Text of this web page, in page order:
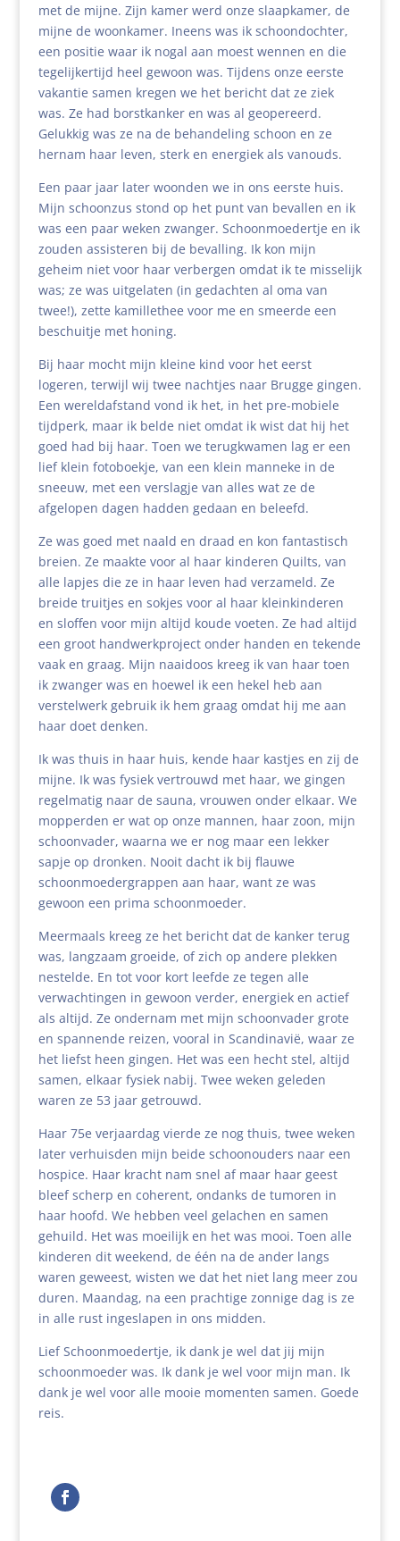
met de mijne. Zijn kamer werd onze slaapkamer, de
mijne de woonkamer. Ineens was ik schoondochter,
een positie waar ik nogal aan moest wennen en die
tegelijkertijd heel gewoon was. Tijdens onze eerste
vakantie samen kregen we het bericht dat ze ziek
was. Ze had borstkanker en was al geopereerd.
Gelukkig was ze na de behandeling schoon en ze
hernam haar leven, sterk en energiek als vanouds.
Een paar jaar later woonden we in ons eerste huis.
Mijn schoonzus stond op het punt van bevallen en ik
was een paar weken zwanger. Schoonmoedertje en ik
zouden assisteren bij de bevalling. Ik kon mijn
geheim niet voor haar verbergen omdat ik te misselijk
was; ze was uitgelaten (in gedachten al oma van
twee!), zette kamillethee voor me en smeerde een
beschuitje met honing.
Bij haar mocht mijn kleine kind voor het eerst
logeren, terwijl wij twee nachtjes naar Brugge gingen.
Een wereldafstand vond ik het, in het pre-mobiele
tijdperk, maar ik belde niet omdat ik wist dat hij het
goed had bij haar. Toen we terugkwamen lag er een
lief klein fotoboekje, van een klein manneke in de
sneeuw, met een verslagje van alles wat ze de
afgelopen dagen hadden gedaan en beleefd.
Ze was goed met naald en draad en kon fantastisch
breien. Ze maakte voor al haar kinderen Quilts, van
alle lapjes die ze in haar leven had verzameld. Ze
breide truitjes en sokjes voor al haar kleinkinderen
en sloffen voor mijn altijd koude voeten. Ze had altijd
een groot handwerkproject onder handen en tekende
vaak en graag. Mijn naaidoos kreeg ik van haar toen
ik zwanger was en hoewel ik een hekel heb aan
verstelwerk gebruik ik hem graag omdat hij me aan
haar doet denken.
Ik was thuis in haar huis, kende haar kastjes en zij de
mijne. Ik was fysiek vertrouwd met haar, we gingen
regelmatig naar de sauna, vrouwen onder elkaar. We
mopperden er wat op onze mannen, haar zoon, mijn
schoonvader, waarna we er nog maar een lekker
sapje op dronken. Nooit dacht ik bij flauwe
schoonmoedergrappen aan haar, want ze was
gewoon een prima schoonmoeder.
Meermaals kreeg ze het bericht dat de kanker terug
was, langzaam groeide, of zich op andere plekken
nestelde. En tot voor kort leefde ze tegen alle
verwachtingen in gewoon verder, energiek en actief
als altijd. Ze ondernam met mijn schoonvader grote
en spannende reizen, vooral in Scandinavië, waar ze
het liefst heen gingen. Het was een hecht stel, altijd
samen, elkaar fysiek nabij. Twee weken geleden
waren ze 53 jaar getrouwd.
Haar 75e verjaardag vierde ze nog thuis, twee weken
later verhuisden mijn beide schoonouders naar een
hospice. Haar kracht nam snel af maar haar geest
bleef scherp en coherent, ondanks de tumoren in
haar hoofd. We hebben veel gelachen en samen
gehuild. Het was moeilijk en het was mooi. Toen alle
kinderen dit weekend, de één na de ander langs
waren geweest, wisten we dat het niet lang meer zou
duren. Maandag, na een prachtige zonnige dag is ze
in alle rust ingeslapen in ons midden.
Lief Schoonmoedertje, ik dank je wel dat jij mijn
schoonmoeder was. Ik dank je wel voor mijn man. Ik
dank je wel voor alle mooie momenten samen. Goede
reis.